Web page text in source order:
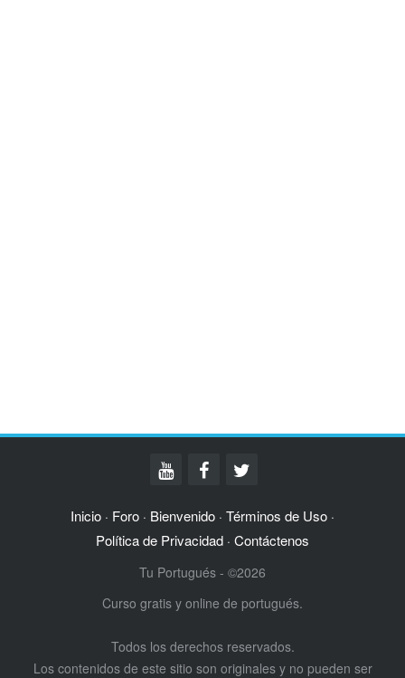
Inicio · Foro · Bienvenido · Términos de Uso ·
Política de Privacidad · Contáctenos
Tu Portugués - ©2026
Curso gratis y online de portugués.
Todos los derechos reservados.
Los contenidos de este sitio son originales y no pueden ser